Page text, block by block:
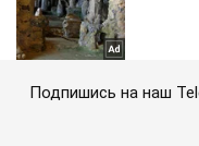
Подпишись на наш